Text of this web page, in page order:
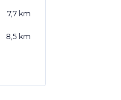
7,7 km
8,5 km